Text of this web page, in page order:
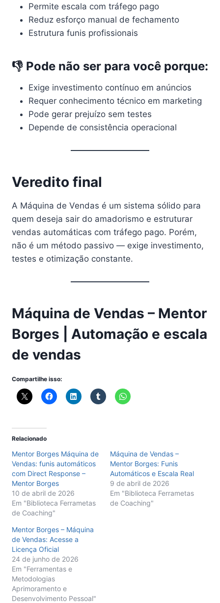
Permite escala com tráfego pago
Reduz esforço manual de fechamento
Estrutura funis profissionais
👎 Pode não ser para você porque:
Exige investimento contínuo em anúncios
Requer conhecimento técnico em marketing
Pode gerar prejuízo sem testes
Depende de consistência operacional
Veredito final
A Máquina de Vendas é um sistema sólido para
quem deseja sair do amadorismo e estruturar
vendas automáticas com tráfego pago. Porém,
não é um método passivo — exige investimento,
testes e otimização constante.
Máquina de Vendas – Mentor
Borges | Automação e escala
de vendas
Compartilhe isso:
Relacionado
Mentor Borges Máquina de
Vendas: funis automáticos
com Direct Response –
Mentor Borges
10 de abril de 2026
Em "Biblioteca Ferrametas
de Coaching"
Máquina de Vendas –
Mentor Borges: Funis
Automáticos e Escala Real
9 de abril de 2026
Em "Biblioteca Ferrametas
de Coaching"
Mentor Borges – Máquina
de Vendas: Acesse a
Licença Oficial
24 de junho de 2026
Em "Ferramentas e
Metodologias
Aprimoramento e
Desenvolvimento Pessoal"